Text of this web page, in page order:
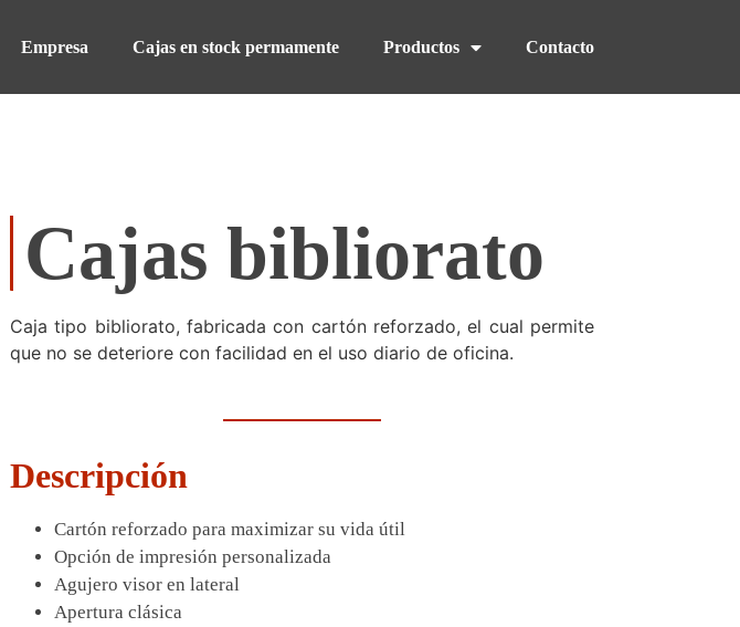
Empresa Cajas en stock permamente Productos Contacto
Cajas bibliorato
Caja tipo bibliorato, fabricada con cartón reforzado, el cual permite
que no se deteriore con facilidad en el uso diario de oficina.
Descripción
Cartón reforzado para maximizar su vida útil
Opción de impresión personalizada
Agujero visor en lateral
Apertura clásica